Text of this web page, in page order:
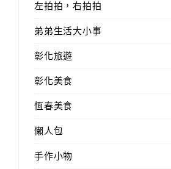
左拍拍，右拍拍
弟弟生活大小事
彰化旅遊
彰化美食
恆春美食
懶人包
手作小物